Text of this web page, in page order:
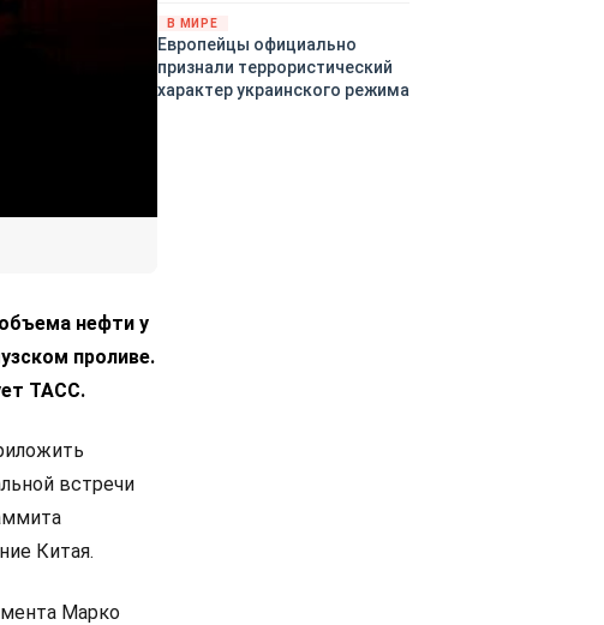
нефти у
проливе.
ТАСС.
встречи
Китая.
Марко
В МИРЕ
Европейцы официально
признали террористический
характер украинского режима